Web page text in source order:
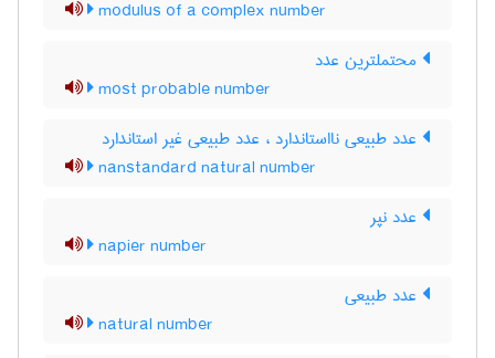
modulus of a complex number
محتملترین عدد
most probable number
عدد طبیعی نااستاندارد ، عدد طبیعی غیر استاندارد
nanstandard natural number
عدد نپر
napier number
عدد طبیعی
natural number